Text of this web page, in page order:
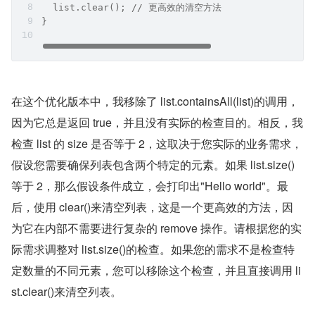
  list.clear(); // 更高效的清空方法
}
在这个优化版本中，我移除了 list.containsAll(list)的调用，
因为它总是返回 true，并且没有实际的检查目的。相反，我
检查 list 的 size 是否等于 2，这取决于您实际的业务需求，
假设您需要确保列表包含两个特定的元素。如果 list.size()
等于 2，那么假设条件成立，会打印出"Hello world"。最
后，使用 clear()来清空列表，这是一个更高效的方法，因
为它在内部不需要进行复杂的 remove 操作。请根据您的实
际需求调整对 list.size()的检查。如果您的需求不是检查特
定数量的不同元素，您可以移除这个检查，并且直接调用 li
st.clear()来清空列表。